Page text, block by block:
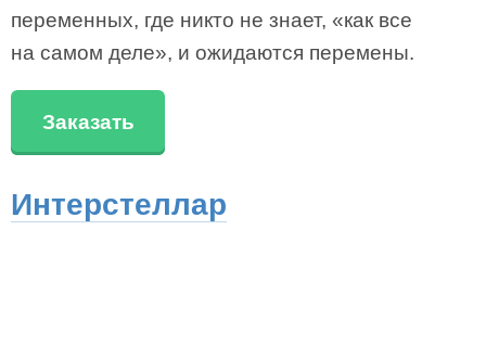
переменных, где никто не знает, «как все
на самом деле», и ожидаются перемены.
Заказать
Интерстеллар